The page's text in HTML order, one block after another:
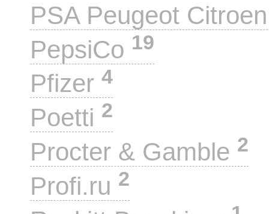
PSA Peugeot
PepsiCo 19
Pfizer 4
Poetti 2
Procter & Gamble 2
Profi.ru 2